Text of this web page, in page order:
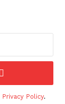
Privacy Policy.